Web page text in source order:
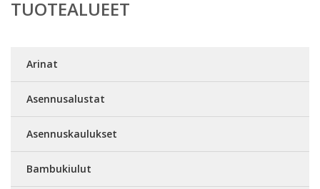
TUOTEALUEET
Arinat
Asennusalustat
Asennuskaulukset
Bambukiulut